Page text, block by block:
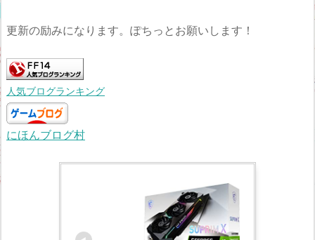
更新の励みになります。ぽちっとお願いします！
人気ブログランキング
にほんブログ村